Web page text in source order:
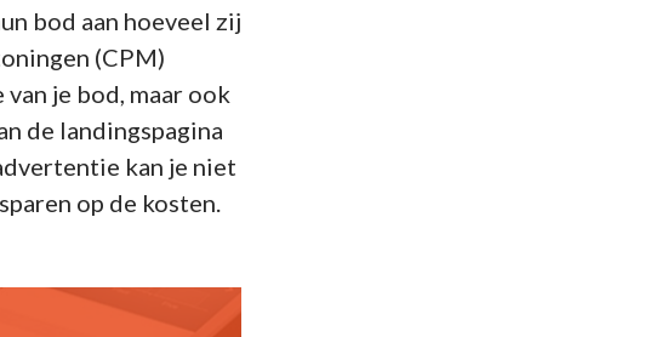
bod aan hoeveel zij
(CPM)
je bod, maar ook
de landingspagina
kan je niet
op de kosten.